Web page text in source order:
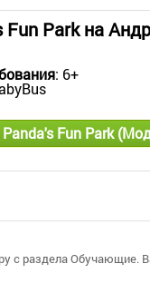
Fun Park на
: 6+
Panda's Fun Park
раздела Обучающие.